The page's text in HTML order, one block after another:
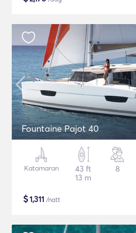
Fountaine Pajot 40
Katamaran
43 ft
13 m
8
$1,311 /natt